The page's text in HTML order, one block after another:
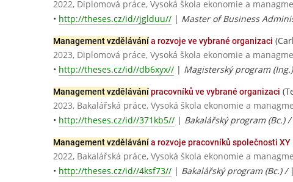
2022, Diplomová práce, Vysoká škola ekonomie a
• http://theses.cz/id//jglduu// | Master of Business
Management vzdělávánía rozvoje ve vybrané organizaci
2023, Diplomová práce, Vysoká škola ekonomie a
• http://theses.cz/id//db6xyx// | Magisterský program
Management vzdělávánípracovníků ve vybrané organizaci
2023, Bakalářská práce, Vysoká škola ekonomie a
• http://theses.cz/id//371kb5// | Bakalářský program (Bc.) /
Management vzdělávánía rozvoje pracovníků společnosti XY
2022, Bakalářská práce, Vysoká škola ekonomie a
• http://theses.cz/id//4ksf73// | Bakalářský program (Bc.) / |